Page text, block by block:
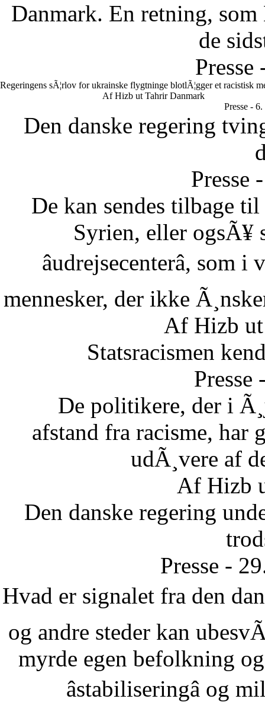
Danmark. En retning,
de
Regeringens sÃ¦rlov for ukrainske flygtninge blotlÃ¦gger et racistisk
Af Hizb ut Tahrir Danmark
Presse -
Den danske regering
Presse
De kan sendes tilbage
Syrien, eller ogsÃ¥
âudrejsecenterâ,
mennesker, der ikke
Af Hizb
Statsracismen
De politikere, der i
afstand fra racisme, har
udÃ¸vere af
Af Hizb
Den danske regering
Presse -
Hvad er signalet fra den
og andre steder kan
myrde egen befolkning
âstabiliseringâ